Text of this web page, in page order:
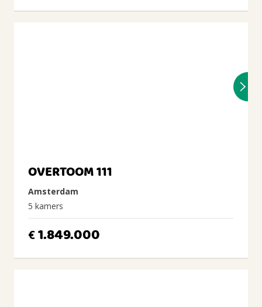
OVERTOOM 111
Amsterdam
5 kamers
€1.849.000